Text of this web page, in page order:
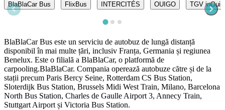
BlaBlaCar Bus FlixBus INTERCITÉS OUIGO TGV inOui
BlaBlaCar Bus este un serviciu de autobuz de lungă distanță
disponibil în mai multe țări, inclusiv Franța, Germania și regiunea
Benelux. Este o filială a BlaBlaCar, o platformă de
carpooling.BlaBlaCar. Compania operează autobuze către și de la
stații precum Paris Bercy Seine, Rotterdam CS Bus Station,
Sloterdijk Bus Station, Brussels Midi West Train, Milano, Barcelona
North Bus Station, Charles de Gaulle Airport 3, Annecy Train,
Stuttgart Airport și Victoria Bus Station.